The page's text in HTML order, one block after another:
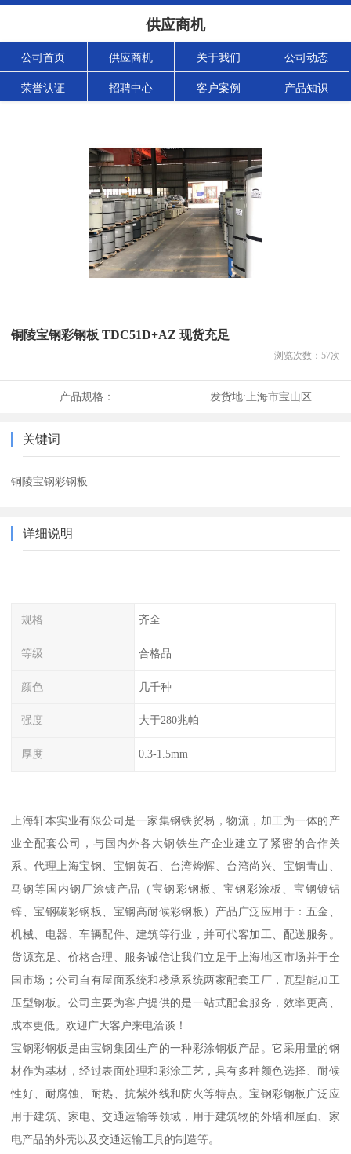
供应商机
公司首页 供应商机 关于我们 公司动态
荣誉认证 招聘中心 客户案例 产品知识
铜陵宝钢彩钢板 TDC51D+AZ 现货充足
浏览次数： 57次
产品规格： 发货地: 上海市宝山区
关键词
铜陵宝钢彩钢板
详细说明
规格 齐全
等级 合格品
颜色 几千种
强度 大于280兆帕
厚度 0.3-1.5mm
上海轩本实业有限公司是一家集钢铁贸易，物流，加工为一体的产
业全配套公司，与国内外各大钢铁生产企业建立了紧密的合作关
系。代理上海宝钢、宝钢黄石、台湾烨辉、台湾尚兴、宝钢青山、
马钢等国内钢厂涂镀产品（宝钢彩钢板、宝钢彩涂板、宝钢镀铝
锌、宝钢碳彩钢板、宝钢高耐候彩钢板）产品广泛应用于：五金、
机械、电器、车辆配件、建筑等行业，并可代客加工、配送服务。
货源充足、价格合理、服务诚信让我们立足于上海地区市场并于全
国市场；公司自有屋面系统和楼承系统两家配套工厂，瓦型能加工
压型钢板。公司主要为客户提供的是一站式配套服务，效率更高、
成本更低。欢迎广大客户来电洽谈！
宝钢彩钢板是由宝钢集团生产的一种彩涂钢板产品。它采用量的钢
材作为基材，经过表面处理和彩涂工艺，具有多种颜色选择、耐候
性好、耐腐蚀、耐热、抗紫外线和防火等特点。宝钢彩钢板广泛应
用于建筑、家电、交通运输等领域，用于建筑物的外墙和屋面、家
电产品的外壳以及交通运输工具的制造等。